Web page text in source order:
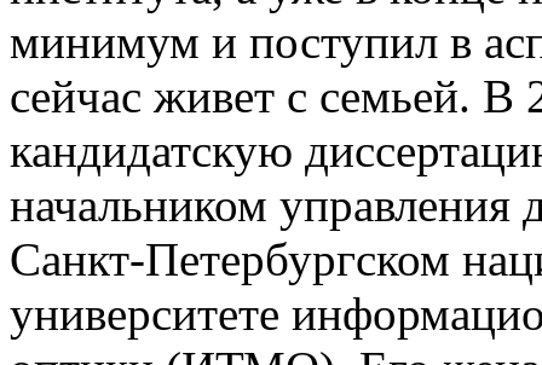
минимум и поступил в
сейчас живет с семьей. В
кандидатскую
начальником управления
Санкт-Петербургском
университете